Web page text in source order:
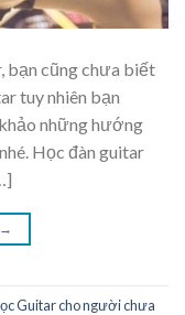
bạn cũng chưa biết
tuy nhiên bạn
những hướng
Học đàn guitar
→
Guitar cho người chưa